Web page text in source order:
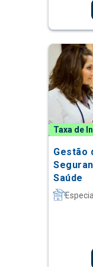
Taxa de
Gestão
Saúde